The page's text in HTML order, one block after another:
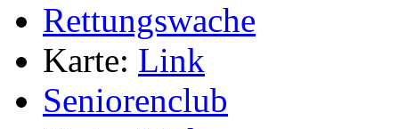
Rettungswache
Karte: Link
Seniorenclub